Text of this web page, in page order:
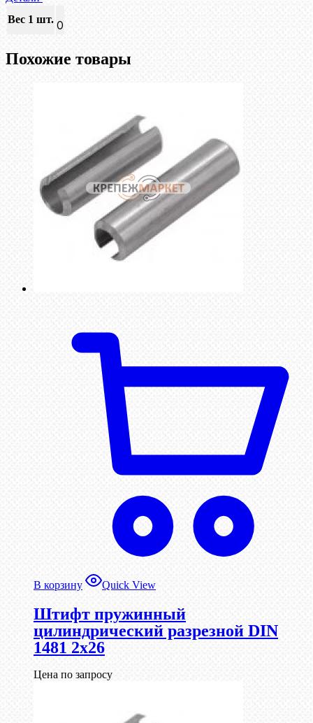
Вес 1 шт. 0
Похожие товары
В корзину Quick View
Штифт пружинный
цилиндрический разрезной DIN
1481 2х26
Цена по запросу